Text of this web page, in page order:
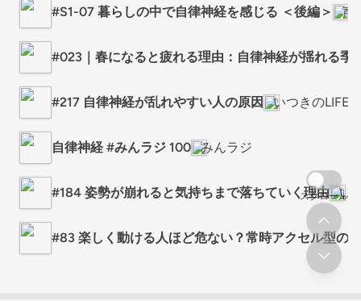
#S1-07 暮らしの中で自律神経を感じる ＜後編＞ 声
#023｜春になると疲れる理由：自律神経が揺れる季
#217 自律神経が乱れやすい人の原因 いつきのLIFE
自律神経 #みんラジ 100 みんラジ
#184 姿勢が崩れると気持ちまで落ちていく理由 い
#83 楽しく動ける人ほど危ない？常時アクセル型の
スクロール